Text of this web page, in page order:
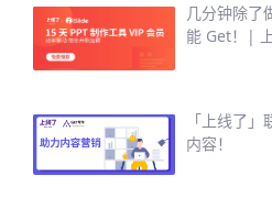
几分钟除了
能 Get！|
「上线了
内容！